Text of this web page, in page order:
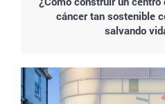
cáncer tan sostenible
salvando